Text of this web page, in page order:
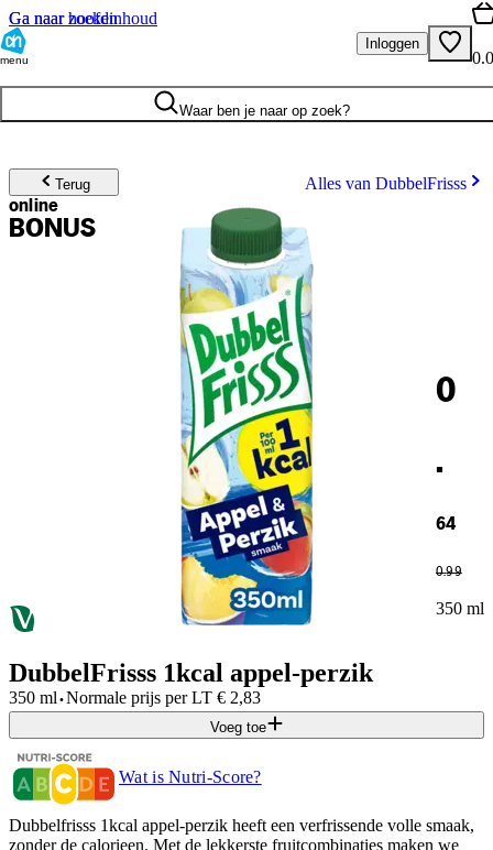
Ga naar hoofdinhoud
Ga naar zoeken
menu
Inloggen
Waar ben je naar op zoek?
Terug Alles van DubbelFrisss
online
BONUS
0
.
64
0.99
350 ml
DubbelFrisss 1kcal appel-perzik
350 ml·Normale prijs per LT € 2,83
Voeg toe
Wat is Nutri-Score?
Dubbelfrisss 1kcal appel-perzik heeft een verfrissende volle smaak,
zonder de calorieen. Met de lekkerste fruitcombinaties maken we